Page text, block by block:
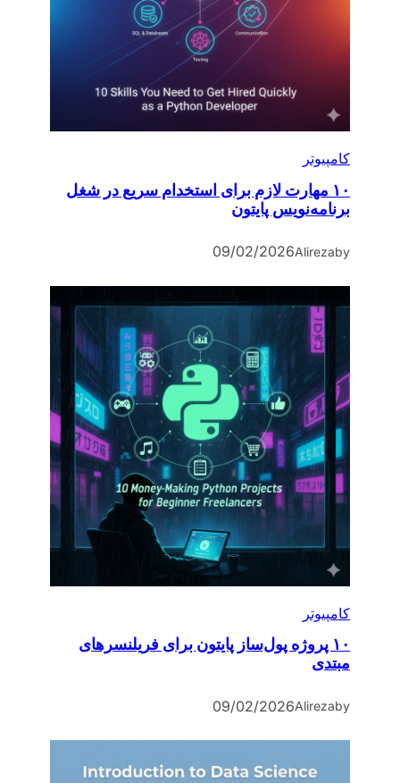
کامپیوتر
۱۰ مهارت لازم برای استخدام سریع در شغل
برنامه‌نویس پایتون
by
Alireza
09/02/2026
کامپیوتر
۱۰ پروژه پول‌ساز پایتون برای فریلنسرهای
مبتدی
by
Alireza
09/02/2026